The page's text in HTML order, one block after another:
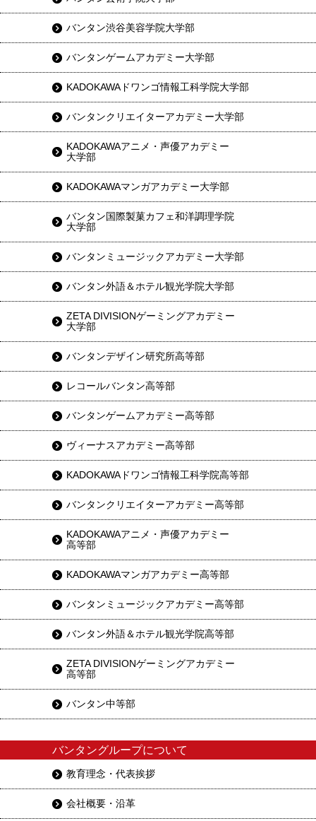
バンタン渋谷美容学院大学部
バンタンゲームアカデミー大学部
KADOKAWAドワンゴ情報工科学院大学部
バンタンクリエイターアカデミー大学部
KADOKAWAアニメ・声優アカデミー
大学部
KADOKAWAマンガアカデミー大学部
バンタン国際製菓カフェ和洋調理学院
大学部
バンタンミュージックアカデミー大学部
バンタン外語＆ホテル観光学院大学部
ZETA DIVISIONゲーミングアカデミー
大学部
バンタンデザイン研究所高等部
レコールバンタン高等部
バンタンゲームアカデミー高等部
ヴィーナスアカデミー高等部
KADOKAWAドワンゴ情報工科学院高等部
バンタンクリエイターアカデミー高等部
KADOKAWAアニメ・声優アカデミー
高等部
KADOKAWAマンガアカデミー高等部
バンタンミュージックアカデミー高等部
バンタン外語＆ホテル観光学院高等部
ZETA DIVISIONゲーミングアカデミー
高等部
バンタン中等部
バンタングループについて
教育理念・代表挨拶
会社概要・沿革